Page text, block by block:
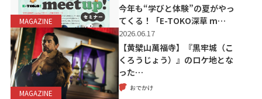
MAGAZINE
今年も“学びと体験”の夏がやっ
てくる！「E-TOKO深草 m…
MAGAZINE
2026.06.17
【黄檗山萬福寺】『黒牢城（こ
くろうじょう）』のロケ地とな
った…
おでかけ